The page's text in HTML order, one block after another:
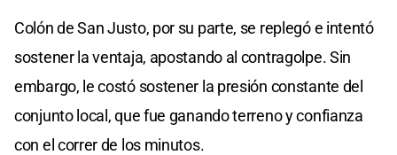
Colón de San Justo, por su parte, se replegó e intentó
sostener la ventaja, apostando al contragolpe. Sin
embargo, le costó sostener la presión constante del
conjunto local, que fue ganando terreno y confianza
con el correr de los minutos.